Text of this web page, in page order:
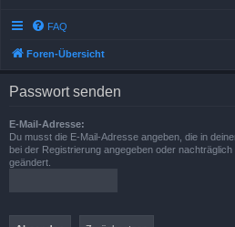
FAQ
Foren-Übersicht
Passwort senden
E-Mail-Adresse:
Du musst die E-Mail-Adresse angeben, die in
bei der Registrierung angegeben oder
geändert.